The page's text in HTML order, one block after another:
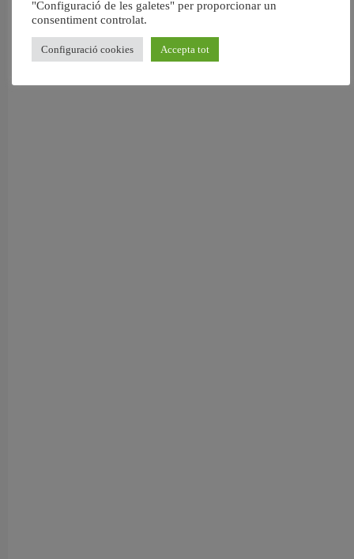
"Configuració de les galetes" per proporcionar un
consentiment controlat.
Configuració cookies Accepta tot